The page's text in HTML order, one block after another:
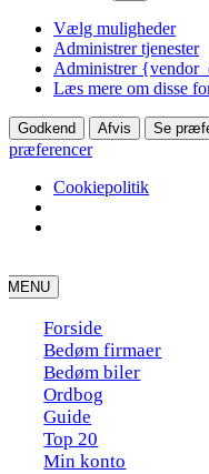
Vælg muligheder
Administrer tjenester
Administrer
Læs mere om disse
Godkend Afvis Se
præferencer
Cookiepolitik
to
content
MENU
Forside
Bedøm firmaer
Bedøm biler
Ordbog
Guide
Top 20
Min konto